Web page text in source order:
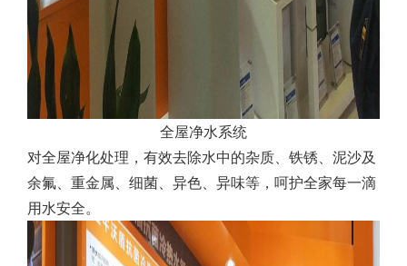
全屋净水系统
对全屋净化处理，有效去除水中的杂质、铁锈、泥沙及
余氟、重金属、细菌、异色、异味等，呵护全家每一滴
用水安全。